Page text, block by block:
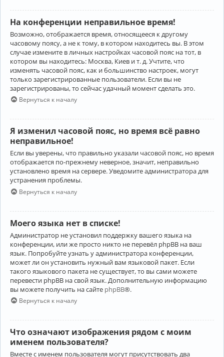
На конференции неправильное время!
Возможно, отображается время, относящееся к другому
часовому поясу, а не к тому, в котором находитесь вы. В этом
случае измените в личных настройках часовой пояс на тот, в
котором вы находитесь: Москва, Киев и т. д. Учтите, что
изменять часовой пояс, как и большинство настроек, могут
только зарегистрированные пользователи. Если вы не
зарегистрированы, то сейчас удачный момент сделать это.
Вернуться к началу
Я изменил часовой пояс, но время всё равно
неправильное!
Если вы уверены, что правильно указали часовой пояс, но время
отображается по-прежнему неверное, значит, неправильно
установлено время на сервере. Уведомите администратора для
устранения проблемы.
Вернуться к началу
Моего языка нет в списке!
Администратор не установил поддержку вашего языка на
конференции, или же просто никто не перевёл phpBB на ваш
язык. Попробуйте узнать у администратора конференции,
может ли он установить нужный вам языковой пакет. Если
такого языкового пакета не существует, то вы сами можете
перевести phpBB на свой язык. Дополнительную информацию
вы можете получить на сайте phpBB®.
Вернуться к началу
Что означают изображения рядом с моим
именем пользователя?
Вместе с именем пользователя могут присутствовать два